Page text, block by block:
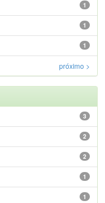
1
1
1
próximo >
3
2
2
1
1